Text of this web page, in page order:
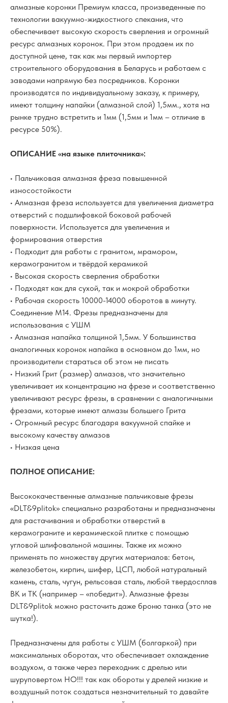
алмазные коронки Премиум класса, произведенные по
технологии вакуумно-жидкостного спекания, что
обеспечивает высокую скорость сверления и огромный
ресурс алмазных коронок. При этом продаем их по
доступной цене, так как мы первый импортер
строительного оборудования в Беларусь и работаем с
заводами напрямую без посредников. Коронки
производятся по индивидуальному заказу, к примеру,
имеют толщину напайки (алмазной слой) 1,5мм., хотя на
рынке трудно встретить и 1мм (1,5мм и 1мм – отличие в
ресурсе 50%).
ОПИСАНИЕ «на языке плиточника»:
• Пальчиковая алмазная фреза повышенной
износостойкости
• Алмазная фреза используется для увеличения диаметра
отверстий с подшлифовкой боковой рабочей
поверхности. Используется для увеличения и
формирования отверстия
• Подходит для работы с гранитом, мрамором,
керамогранитом и твёрдой керамикой
• Высокая скорость сверления обработки
• Подходят как для сухой, так и мокрой обработки
• Рабочая скорость 10000-14000 оборотов в минуту.
Соединение М14. Фрезы предназначены для
использования с УШМ
• Алмазная напайка толщиной 1,5мм. У большинства
аналогичных коронок напайка в основном до 1мм, но
производители стараться об этом не писать
• Низкий Грит (размер) алмазов, что значительно
увеличивает их концентрацию на фрезе и соответственно
увеличивают ресурс фрезы, в сравнении с аналогичными
фрезами, которые имеют алмазы большего Грита
• Огромный ресурс благодаря вакуумной спайке и
высокому качеству алмазов
• Низкая цена
ПОЛНОЕ ОПИСАНИЕ:
Высококачественные алмазные пальчиковые фрезы
«DLT&9plitok» специально разработаны и предназначены
для растачивания и обработки отверстий в
керамограните и керамической плитке с помощью
угловой шлифовальной машины. Также их можно
применять по множеству других материалов: бетон,
железобетон, кирпич, шифер, ЦСП, любой натуральный
камень, сталь, чугун, рельсовая сталь, любой твердосплав
ВК и ТК (например – «победит»). Алмазные фрезы
DLT&9plitok можно расточить даже броню танка (это не
шутка!).
Предназначены для работы с УШМ (болгаркой) при
максимальных оборотах, что обеспечивает охлаждение
воздухом, а также через переходник с дрелью или
шуруповертом НО!!! так как обороты у дрелей низкие и
воздушный поток создаться незначительный то давайте